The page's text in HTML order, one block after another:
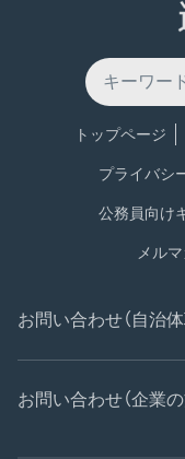
トップページ
プライバシ
公務員向け
メル
お問い合わせ（自治体
お問い合わせ（企業の